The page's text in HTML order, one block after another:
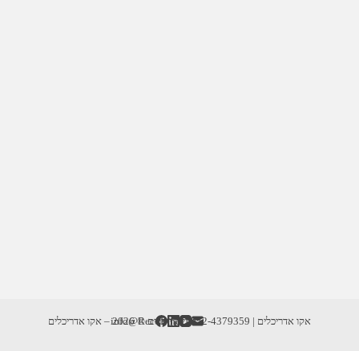
אקו אדריכלים | info@RecoD.net | 052-4379359 זכויות יוצרים © 2026 – אקו אדריכלים